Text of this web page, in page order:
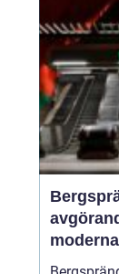
och
en
...
moderna